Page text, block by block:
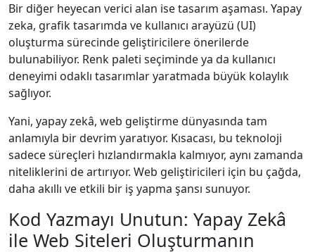
Bir diğer heyecan verici alan ise tasarım aşaması. Yapay
zeka, grafik tasarımda ve kullanıcı arayüzü (UI)
oluşturma sürecinde geliştiricilere önerilerde
bulunabiliyor. Renk paleti seçiminde ya da kullanıcı
deneyimi odaklı tasarımlar yaratmada büyük kolaylık
sağlıyor.
Yani, yapay zekâ, web geliştirme dünyasında tam
anlamıyla bir devrim yaratıyor. Kısacası, bu teknoloji
sadece süreçleri hızlandırmakla kalmıyor, aynı zamanda
niteliklerini de artırıyor. Web geliştiricileri için bu çağda,
daha akıllı ve etkili bir iş yapma şansı sunuyor.
Kod Yazmayı Unutun: Yapay Zekâ
ile Web Siteleri Oluşturmanın